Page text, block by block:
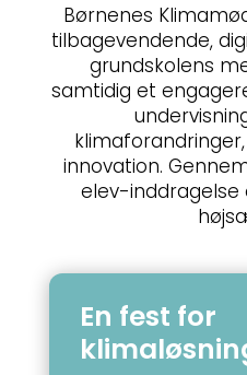
Børnenes
tilbagevendende,
grundskolens
samtidig et
innovation.
elev-inddragelse
En fest for